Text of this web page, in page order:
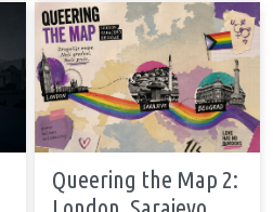
Queering the Map 2: